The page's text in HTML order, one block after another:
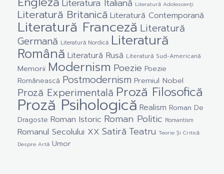
Literatura Italiană Literatură Adolescenți
Literatură Britanică Literatură Contemporană
Literatură Franceză Literatură
Germană Literatură Nordică Literatură
Română Literatură Rusă Literatură Sud-Americană
Memorii Modernism Poezie Poezie
Românească Postmodernism Premiul Nobel
Proză Experimentală Proză Filosofică
Proză Psihologică Realism Roman De
Dragoste Roman Istoric Roman Politic Romantism
Romanul Secolului XX Satiră Teatru Teorie Și Critică
Despre Artă Umor